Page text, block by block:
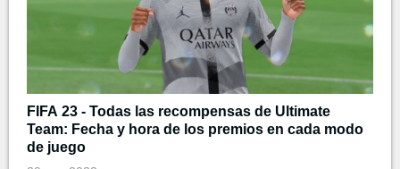
FIFA 23 - Todas las recompensas de Ultimate
Team: Fecha y hora de los premios en cada modo
de juego